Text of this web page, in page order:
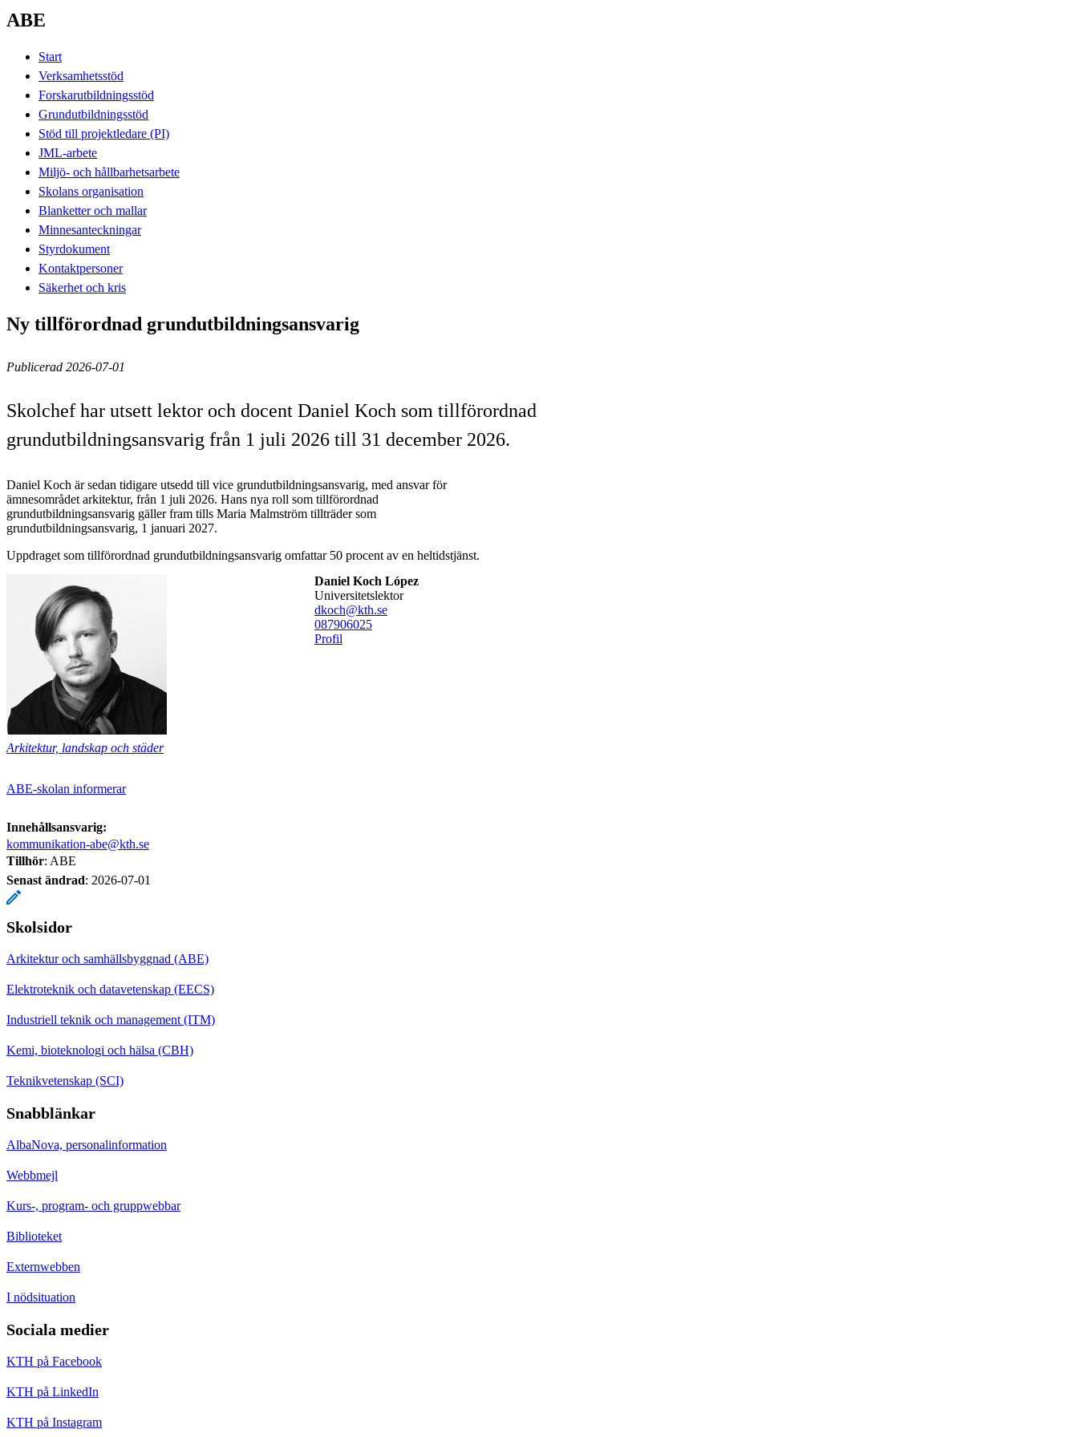
ABE
Start
Verksamhetsstöd
Forskarutbildningsstöd
Grundutbildningsstöd
Stöd till projektledare (PI)
JML-arbete
Miljö- och hållbarhetsarbete
Skolans organisation
Blanketter och mallar
Minnesanteckningar
Styrdokument
Kontaktpersoner
Säkerhet och kris
Ny tillförordnad grundutbildningsansvarig
Publicerad 2026-07-01
Skolchef har utsett lektor och docent Daniel Koch som tillförordnad
grundutbildningsansvarig från 1 juli 2026 till 31 december 2026.
Daniel Koch är sedan tidigare utsedd till vice grundutbildningsansvarig, med ansvar för
ämnesområdet arkitektur, från 1 juli 2026. Hans nya roll som tillförordnad
grundutbildningsansvarig gäller fram tills Maria Malmström tillträder som
grundutbildningsansvarig, 1 januari 2027.
Uppdraget som tillförordnad grundutbildningsansvarig omfattar 50 procent av en heltidstjänst.
Daniel Koch López
universitetslektor
dkoch@kth.se
087906025
Profil
Arkitektur, landskap och städer
ABE-skolan informerar
Innehållsansvarig:
kommunikation-abe@kth.se
Tillhör: ABE
Senast ändrad: 2026-07-01
Skolsidor
Arkitektur och samhällsbyggnad (ABE)
Elektroteknik och datavetenskap (EECS)
Industriell teknik och management (ITM)
Kemi, bioteknologi och hälsa (CBH)
Teknikvetenskap (SCI)
Snabblänkar
AlbaNova, personalinformation
Webbmejl
Kurs-, program- och gruppwebbar
Biblioteket
Externwebben
I nödsituation
Sociala medier
KTH på Facebook
KTH på LinkedIn
KTH på Instagram